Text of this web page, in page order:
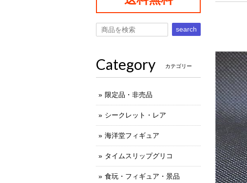
search
Category カテゴリー
限定品・非売品
シークレット・レア
海洋堂フィギュア
タイムスリップグリコ
食玩・フィギュア・景品